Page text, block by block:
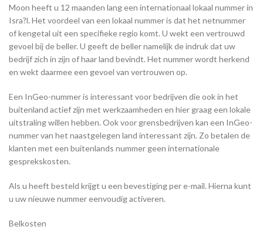
Moon heeft u 12 maanden lang een internationaal lokaal nummer in
Isra?l. Het voordeel van een lokaal nummer is dat het netnummer
of kengetal uit een specifieke regio komt. U wekt een vertrouwd
gevoel bij de beller. U geeft de beller namelijk de indruk dat uw
bedrijf zich in zijn of haar land bevindt. Het nummer wordt herkend
en wekt daarmee een gevoel van vertrouwen op.
Een InGeo-nummer is interessant voor bedrijven die ook in het
buitenland actief zijn met werkzaamheden en hier graag een lokale
uitstraling willen hebben. Ook voor grensbedrijven kan een InGeo-
nummer van het naastgelegen land interessant zijn. Zo betalen de
klanten met een buitenlands nummer geen internationale
gesprekskosten.
Als u heeft besteld krijgt u een bevestiging per e-mail. Hierna kunt
u uw nieuwe nummer eenvoudig activeren.
Belkosten